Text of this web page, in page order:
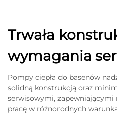
Trwała
wymagania
Pompy ciepła do basenów
solidną konstrukcją oraz
serwisowymi, zapewniającymi
pracę w różnorodnych